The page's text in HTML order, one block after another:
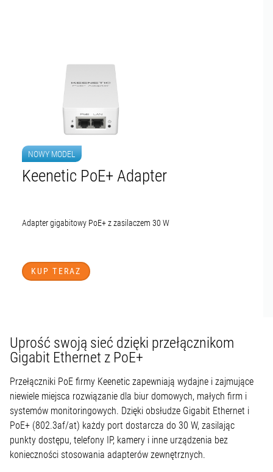
NOWY MODEL
Keenetic PoE+ Adapter
Adapter gigabitowy PoE+ z zasilaczem 30 W
KUP TERAZ
Uprość swoją sieć dzięki przełącznikom
Gigabit Ethernet z PoE+
Przełączniki PoE firmy Keenetic zapewniają wydajne i zajmujące
niewiele miejsca rozwiązanie dla biur domowych, małych firm i
systemów monitoringowych. Dzięki obsłudze Gigabit Ethernet i
PoE+ (802.3af/at) każdy port dostarcza do 30 W, zasilając
punkty dostępu, telefony IP, kamery i inne urządzenia bez
konieczności stosowania adapterów zewnętrznych.